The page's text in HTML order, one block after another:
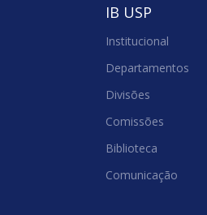
IB USP
Institucional
Departamentos
Divisões
Comissões
Biblioteca
Comunicação